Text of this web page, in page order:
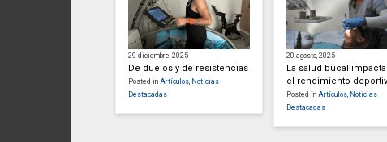
29 diciembre, 2025
De duelos y de resistencias
Posted in Artículos Noticias
Destacadas
20 agosto, 2025
La salud bucal
el rendimiento
Posted in Artículos Noticias
Destacadas